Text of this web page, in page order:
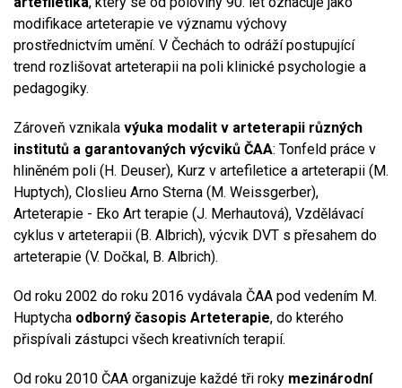
modifikace arteterapie ve významu výchovy
prostřednictvím umění. V Čechách to odráží postupující
trend rozlišovat arteterapii na poli klinické psychologie a
pedagogiky.
Zároveň vznikala výuka modalit v arteterapii různých
institutů a garantovaných výcviků ČAA: Tonfeld práce v
hliněném poli (H. Deuser), Kurz v artefiletice a arteterapii (M.
Huptych), Closlieu Arno Sterna (M. Weissgerber),
Arteterapie - Eko Art terapie (J. Merhautová), Vzdělávací
cyklus v arteterapii (B. Albrich), výcvik DVT s přesahem do
arteterapie (V. Dočkal, B. Albrich).
Od roku 2002 do roku 2016 vydávala ČAA pod vedením M.
Huptycha odborný časopis Arteterapie, do kterého
přispívali zástupci všech kreativních terapií.
Od roku 2010 ČAA organizuje každé tři roky mezinárodní